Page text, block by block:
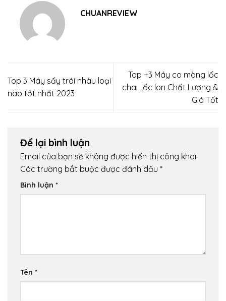
CHUANREVIEW
Top 3 Máy sấy trái nhàu loại
nào tốt nhất 2023
Top +3 Máy co màng lốc
chai, lốc lon Chất Lượng &
Giá Tốt
Để lại bình luận
Email của bạn sẽ không được hiển thị công khai.
Các trường bắt buộc được đánh dấu *
Bình luận *
Tên *